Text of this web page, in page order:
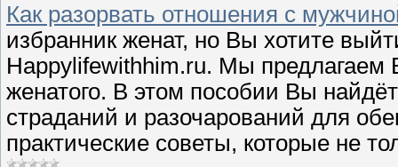
Как разорвать отношения с
избранник женат, но Вы хотите
Happylifewithhim.ru. Мы
женатого. В этом пособии Вы
страданий и разочарований для
практические советы, которые не